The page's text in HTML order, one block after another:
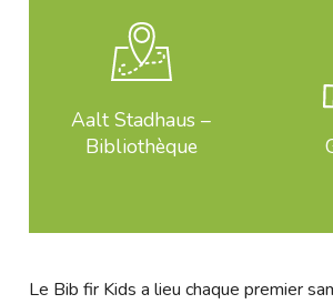
Aalt Stadhaus –
Bibliothèque
Le Bib fir Kids a lieu chaque premier